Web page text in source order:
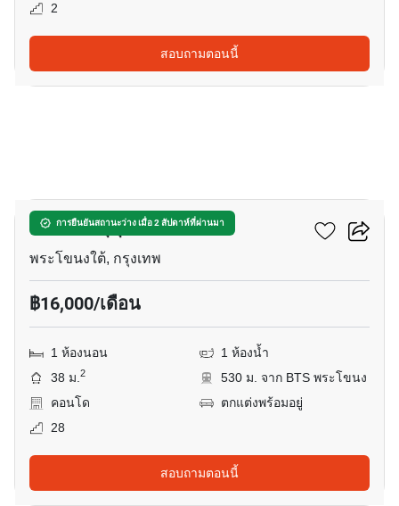
2
สอบถามตอนนี้
การยืนยันสถานะว่าง เมื่อ 2 สัปดาห์ที่ผ่านมา
แอสปาย สุขุมวิท 48
พระโขนงใต้, กรุงเทพ
฿16,000/เดือน
1 ห้องนอน
1 ห้องน้ำ
38 ม.2
530 ม. จาก BTS พระโขนง
คอนโด
ตกแต่งพร้อมอยู่
28
สอบถามตอนนี้